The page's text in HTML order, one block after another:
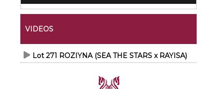
VIDEOS
Lot 271 ROZIYNA (SEA THE STARS x RAYISA)